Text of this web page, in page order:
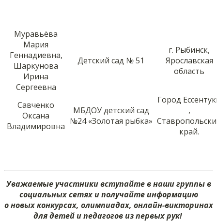
Муравьёва
Мария
Геннадиевна,
Шаркунова
Ирина
Сергеевна
Детский сад № 51
г. Рыбинск,
Ярославская
область
Савченко
Оксана
Владимировна
МБДОУ детский сад
№24 «Золотая рыбка»
Город
,
край.
Уважаемые участники вступайте в наши группы в
социальных сетях и получайте информацию
о новых конкурсах, олимпиадах, онлайн-викторинах
для детей и педагогов из первых рук!